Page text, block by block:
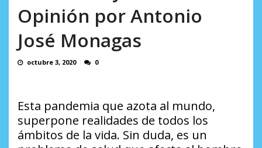
Opinión por Antonio
José Monagas
octubre 3, 2020 0
Esta pandemia que azota al mundo,
superpone realidades de todos los
ámbitos de la vida. Sin duda, es un